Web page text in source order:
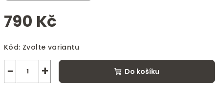
790 Kč
cena:
Kód: Zvolte variantu
+
− Do košíku